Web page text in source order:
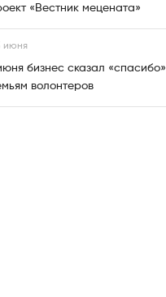
«Вестник мецената»
июня
бизнес сказал «спасибо»
волонтеров